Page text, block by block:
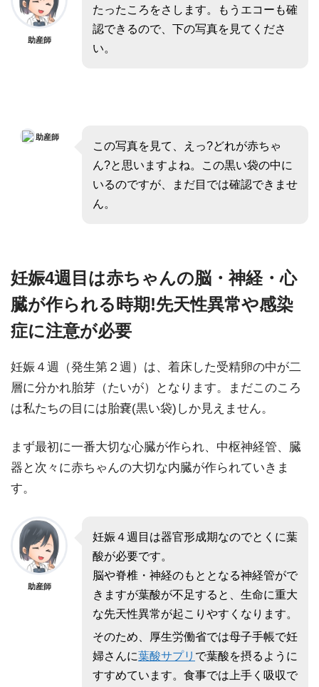
助産師
たったころをさします。もうエコーも確
認できるので、下の写真を見てくださ
い。
助産師
この写真を見て、えっ?どれが赤ちゃ
ん?と思いますよね。この黒い袋の中に
いるのですが、まだ目では確認できませ
ん。
妊娠4週目は赤ちゃんの脳・神経・心
臓が作られる時期!先天性異常や感染
症に注意が必要
妊娠４週（発生第２週）は、着床した受精卵の中が二
層に分かれ胎芽（たいが）となります。まだこのころ
は私たちの目には胎嚢(黒い袋)しか見えません。
まず最初に一番大切な心臓が作られ、中枢神経管、臓
器と次々に赤ちゃんの大切な内臓が作られていきま
す。
助産師
妊娠４週目は器官形成期なのでとくに葉
酸が必要です。
脳や脊椎・神経のもととなる神経管がで
きますが葉酸が不足すると、生命に重大
な先天性異常が起こりやすくなります。
そのため、厚生労働省では母子手帳で妊
婦さんに葉酸サプリ で葉酸を摂るように
すすめています。食事では上手く吸収で